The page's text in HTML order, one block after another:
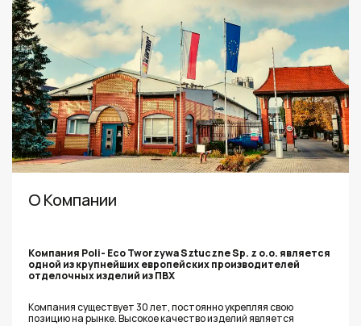
О Компании
Компания Poli- Eco Tworzywa Sztuczne Sp. z o.o. является
одной из крупнейших европейских производителей
отделочных изделий из ПВХ
Компания существует 30 лет, постоянно укрепляя свою
позицию на рынке. Высокое качество изделий является